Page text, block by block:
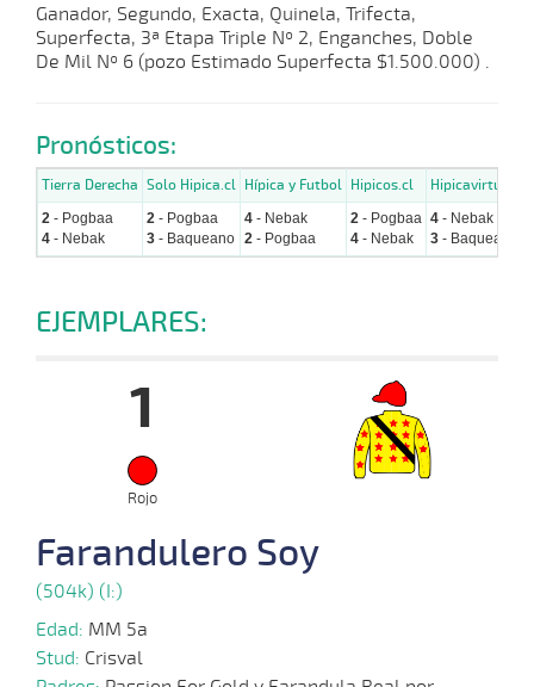
Ganador, Segundo, Exacta, Quinela, Trifecta,
Superfecta, 3ª Etapa Triple Nº 2, Enganches, Doble
De Mil Nº 6 (pozo Estimado Superfecta $1.500.000) .
Pronósticos:
Tierra Derecha Solo Hipica.cl Hípica y Futbol Hipicos.cl Hipicavirtual
2 - Pogbaa
4 - Nebak
2 - Pogbaa
3 - Baqueano
4 - Nebak
2 - Pogbaa
2 - Pogbaa
4 - Nebak
4 - Nebak
3 - Baqueano
EJEMPLARES:
1
Rojo
Farandulero Soy
(504k) (I:)
Edad: MM 5a
Stud: Crisval